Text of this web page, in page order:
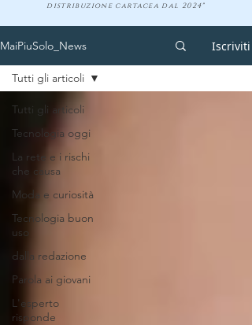
distribuzione cartacea dal 2024"
MaiPiuSolo_News Iscriviti
Tutti gli articoli
Tecnologia oggi
La rete e i rischi
che causa
Moda e curiosità
Tecnologia buon
uso
dalla redazione
Parola ai giovani
L'esperto
risponde
Tutti gli articoli